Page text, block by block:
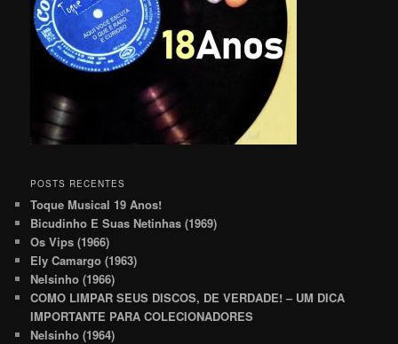
POSTS RECENTES
Toque Musical 19 Anos!
Bicudinho E Suas Netinhas (1969)
Os Vips (1966)
Ely Camargo (1963)
Nelsinho (1966)
COMO LIMPAR SEUS DISCOS, DE VERDADE! – UM DICA
IMPORTANTE PARA COLECIONADORES
Nelsinho (1964)